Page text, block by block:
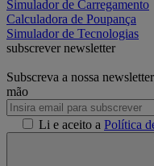
Simulador de Carregamento
Calculadora de Poupança
Simulador de Tecnologias
subscrever newsletter
Subscreva a nossa
mão
Li e aceito a Política